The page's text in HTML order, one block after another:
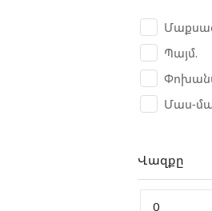
Cube
CycleWolf
D-Kal
Dacia
DAF
Պայմ.
Մաս-
Վազքը